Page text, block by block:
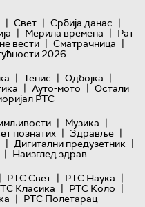
| Свет | Србија данас |
| Мерила времена | Рат
вести | Сматрачница |
2026
| Тенис | Одбојка |
| Ауто-мото | Остали
РТС
| Музика |
познатих | Здравље |
| Дигитални предузетник |
| Наизглед здрав
| РТС Свет | РТС Наука |
Класика | РТС Коло |
| РТС Полетарац